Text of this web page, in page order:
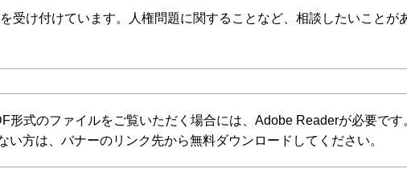
受け付けています。人権問題に関することなど、相談したいことが
形式のファイルをご覧いただく場合には、Adobe Readerが必要で
い方は、バナーのリンク先から無料ダウンロードしてください。